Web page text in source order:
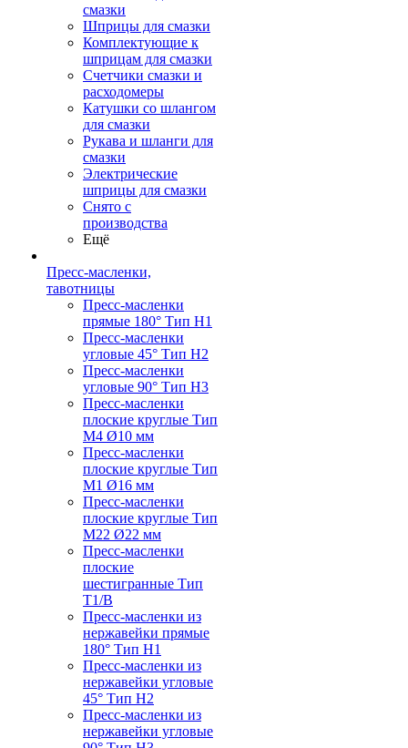
смазки
Шприцы для смазки
Комплектующие к
шприцам для смазки
Счетчики смазки и
расходомеры
Катушки со шлангом
для смазки
Рукава и шланги для
смазки
Электрические
шприцы для смазки
Снято с
производства
Ещё
Пресс-масленки,
тавотницы
Пресс-масленки
прямые 180° Тип H1
Пресс-масленки
угловые 45° Тип H2
Пресс-масленки
угловые 90° Тип H3
Пресс-масленки
плоские круглые Тип
M4 Ø10 мм
Пресс-масленки
плоские круглые Тип
M1 Ø16 мм
Пресс-масленки
плоские круглые Тип
M22 Ø22 мм
Пресс-масленки
плоские
шестигранные Тип
T1/B
Пресс-масленки из
нержавейки прямые
180° Тип H1
Пресс-масленки из
нержавейки угловые
45° Тип H2
Пресс-масленки из
нержавейки угловые